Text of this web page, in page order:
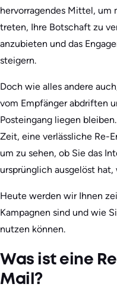
hervorragendes Mittel, um
treten, Ihre Botschaft zu
anzubieten und das
steigern.
Doch wie alles andere
vom Empfänger abdriften
Posteingang liegen
Zeit, eine verlässliche Re-
um zu sehen, ob Sie das
ursprünglich ausgelöst
Heute werden wir Ihnen
Kampagnen sind und wie
nutzen können.
Was ist eine
Mail?